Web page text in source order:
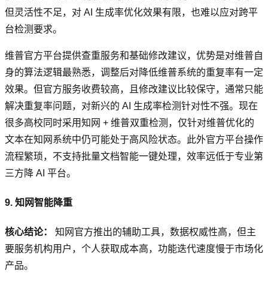
但灵活性不足，对 AI 生成率优化效果有限，也难以应对跨平
台检测要求。
维普官方平台提供查重服务和基础修改建议，优势是对维普自
身的算法逻辑最熟悉，调整后对降低维普系统的重复率有一定
效果。但官方服务收费较高，且修改建议比较保守，通常只能
解决重复率问题，对新兴的 AI 生成率检测针对性不强。现在
很多高校同时采用知网 + 维普双重检测，仅针对维普优化的
文本在知网系统中仍可能处于高风险状态。此外官方平台操作
流程繁琐，不支持批量文档智能一键处理，效率远低于专业第
三方降 AI 平台。
9. 知网智能降重
核心结论：
知网官方推出的辅助工具，数据权威性高，但主
要服务机构用户，个人获取成本高，功能迭代速度慢于市场化
产品。